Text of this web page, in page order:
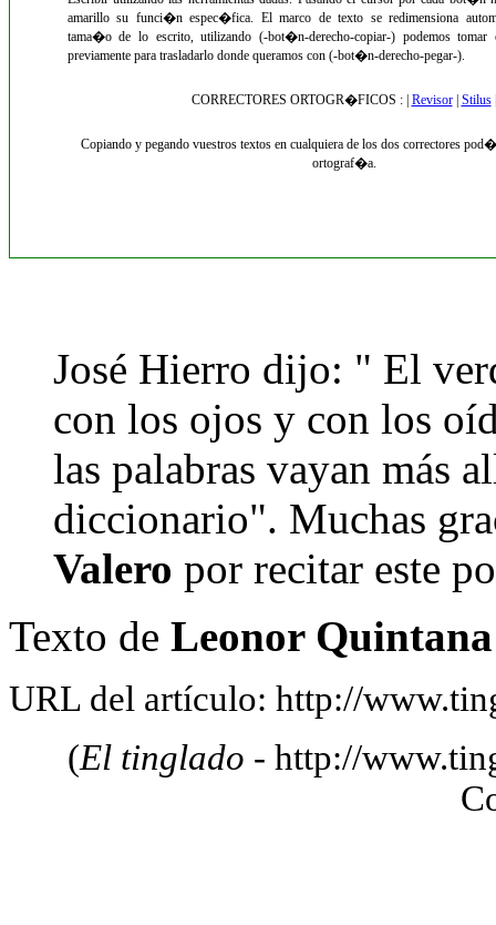
José Hierro dijo: " El
con los ojos y con los
las palabras vayan más
diccionario". Μuchas
Valero por recitar este
Texto de Leonor
URL del artículo: http://
(El tinglado - http://